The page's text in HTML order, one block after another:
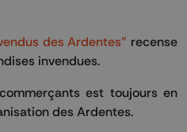
des Ardentes" recense
invendues.
est toujours en
des Ardentes.